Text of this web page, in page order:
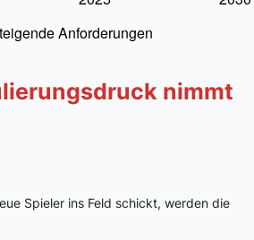
nimmt
Spieler ins Feld schickt, werden die